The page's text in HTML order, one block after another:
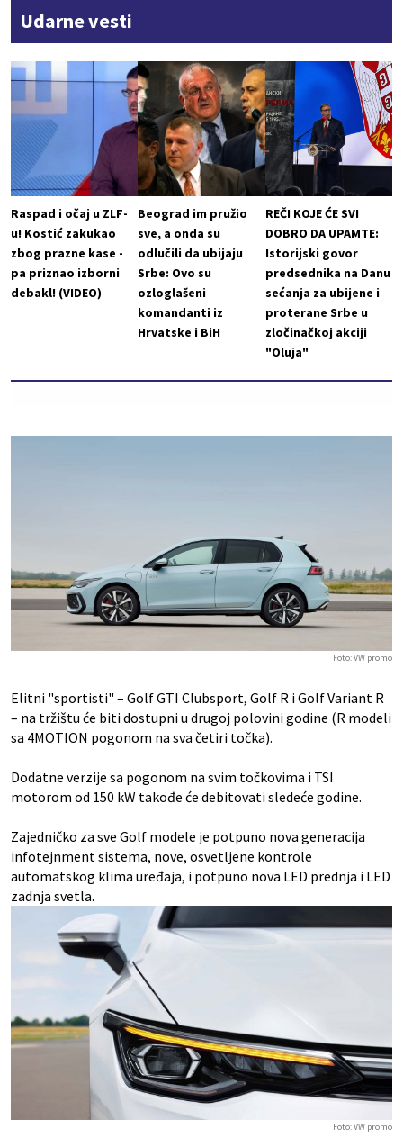
Udarne vesti
Raspad i očaj u ZLF-
u! Kostić zakukao
zbog prazne kase -
pa priznao izborni
debakl! (VIDEO)
Beograd im pružio
sve, a onda su
odlučili da ubijaju
Srbe: Ovo su
ozloglašeni
komandanti iz
Hrvatske i BiH
REČI KOJE ĆE SVI
DOBRO DA UPAMTE:
Istorijski govor
predsednika na Danu
sećanja za ubijene i
proterane Srbe u
zločinačkoj akciji
"Oluja"
Foto: VW promo
Elitni "sportisti" – Golf GTI Clubsport, Golf R i Golf Variant R
– na tržištu će biti dostupni u drugoj polovini godine (R modeli
sa 4MOTION pogonom na sva četiri točka).
Dodatne verzije sa pogonom na svim točkovima i TSI
motorom od 150 kW takođe će debitovati sledeće godine.
Zajedničko za sve Golf modele je potpuno nova generacija
infotejnment sistema, nove, osvetljene kontrole
automatskog klima uređaja, i potpuno nova LED prednja i LED
zadnja svetla.
Foto: VW promo